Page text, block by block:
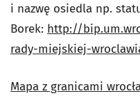
i nazwę osiedla np.
Borek: http://
rady-miejskiej-
Mapa z granicami